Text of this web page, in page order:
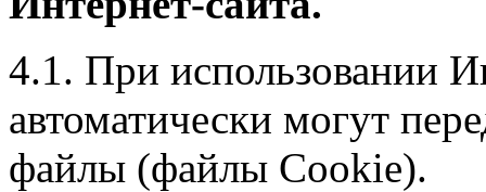
4.1. При использовании
автоматически могут
файлы (файлы Cookie).